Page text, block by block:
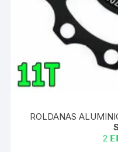
ROLDANAS
2